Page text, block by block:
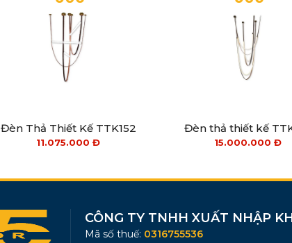
Đèn Thả Thiết Kế TTK152
11.075.000 Đ
Đèn thả thiết kế
15.000.000 Đ
CÔNG TY TNHH XUẤT NHẬP
Mã số thuế: 0316755536